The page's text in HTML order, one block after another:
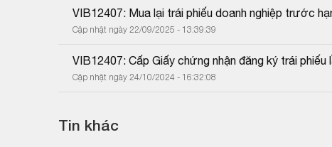
VIB12407: Mua lại trái phiếu doanh nghiệp trước
Cập nhật ngày 22/09/2025 - 13:39:39
VIB12407: Cấp Giấy chứng nhận đăng ký trái phiếu
Cập nhật ngày 24/10/2024 - 16:32:08
Tin khác